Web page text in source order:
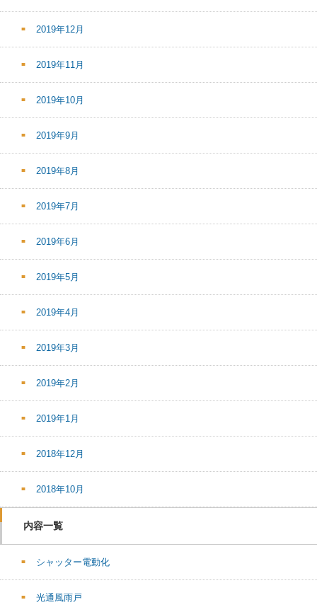
2019年12月
2019年11月
2019年10月
2019年9月
2019年8月
2019年7月
2019年6月
2019年5月
2019年4月
2019年3月
2019年2月
2019年1月
2018年12月
2018年10月
内容一覧
シャッター電動化
光通風雨戸